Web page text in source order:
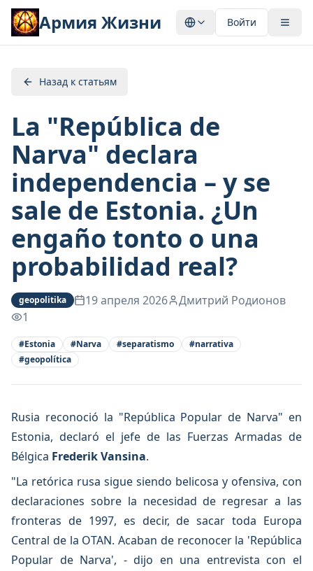
Армия Жизни Войти
Назад к статьям
La "República de
Narva" declara
independencia – y se
sale de Estonia. ¿Un
engaño tonto o una
probabilidad real?
geopolitika 19 апреля 2026
Дмитрий Родионов
1
#Estonia #Narva #separatismo #narrativa
#geopolítica
Rusia reconoció la "República Popular de Narva" en
Estonia, declaró el jefe de las Fuerzas Armadas de
Bélgica Frederik Vansina.
"La retórica rusa sigue siendo belicosa y ofensiva, con
declaraciones sobre la necesidad de regresar a las
fronteras de 1997, es decir, de sacar toda Europa
Central de la OTAN. Acaban de reconocer la 'República
Popular de Narva', - dijo en una entrevista con el